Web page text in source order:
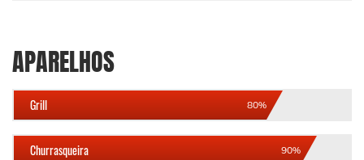
APARELHOS
Grill 80%
Churrasqueira 90%